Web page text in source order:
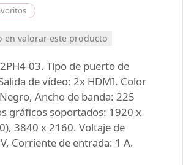
en valorar este producto
03. Tipo de puerto de
de vídeo: 2x HDMI. Color
Ancho de banda: 225
gráficos soportados: 1920 x
3840 x 2160. Voltaje de
Corriente de entrada: 1 A.